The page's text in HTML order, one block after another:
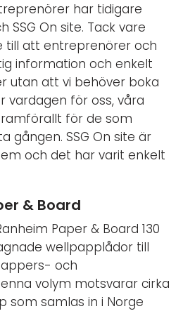
har tidigare
SSG On site. Tack vare
till att entreprenörer och
information och enkelt
utan att vi behöver boka
vardagen för oss, våra
för de som
gången. SSG On site är
och det har varit enkelt
& Board
Paper & Board 130
wellpapplådor till
och
volym motsvarar cirka
som samlas in i Norge